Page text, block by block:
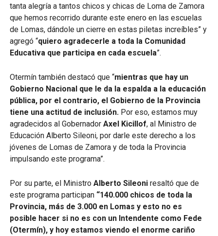
tanta alegría a tantos chicos y chicas de Loma de Zamora
que hemos recorrido durante este enero en las escuelas
de Lomas, dándole un cierre en estas piletas increíbles” y
agregó “quiero agradecerle a toda la Comunidad
Educativa que participa en cada escuela”.
Otermín también destacó que “mientras que hay un
Gobierno Nacional que le da la espalda a la educación
pública, por el contrario, el Gobierno de la Provincia
tiene una actitud de inclusión. Por eso, estamos muy
agradecidos al Gobernador Axel Kicillof, al Ministro de
Educación Alberto Sileoni, por darle este derecho a los
jóvenes de Lomas de Zamora y de toda la Provincia
impulsando este programa”.
Por su parte, el Ministro Alberto Sileoni resaltó que de
este programa participan “140.000 chicos de toda la
Provincia, más de 3.000 en Lomas y esto no es
posible hacer si no es con un Intendente como Fede
(Otermín), y hoy estamos viendo el enorme cariño